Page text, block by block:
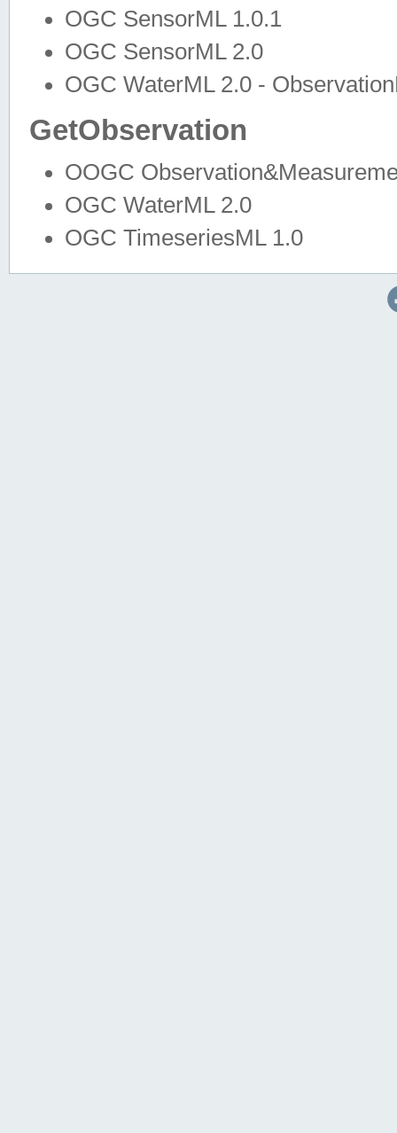
OGC SensorML 1.0.1
OGC SensorML 2.0
OGC WaterML 2.0 -
GetObservation
OOGC
OGC WaterML 2.0
OGC TimeseriesML 1.0